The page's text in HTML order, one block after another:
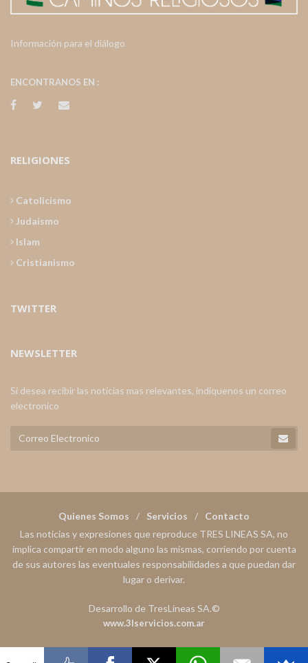
Información para el diálogo
ENCONTRANOS EN :
RELIGIONES
Catolicismo
Judaismo
Islam
Cristianismo
TWITTER
NEWSLETTER
Si desea recibir las noticias mas relevantes, indiquenos un correo
electronico
Quienes Somos Servicios
Contacto
Las noticias y expresiones que reproduce TRES LINEAS SA, no
implica compartir en modo alguno las mismas, corriendo por cuenta
de sus autores las eventuales responsabilidades a que puedan dar
lugar o derivar.
Desarrollo de TresLineas SA.©
www.3lservicios.com.ar